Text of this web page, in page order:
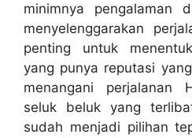
minimnya pengalaman
menyelenggarakan
penting untuk
yang punya reputasi
menangani perjalanan
seluk beluk yang
sudah menjadi pilihan